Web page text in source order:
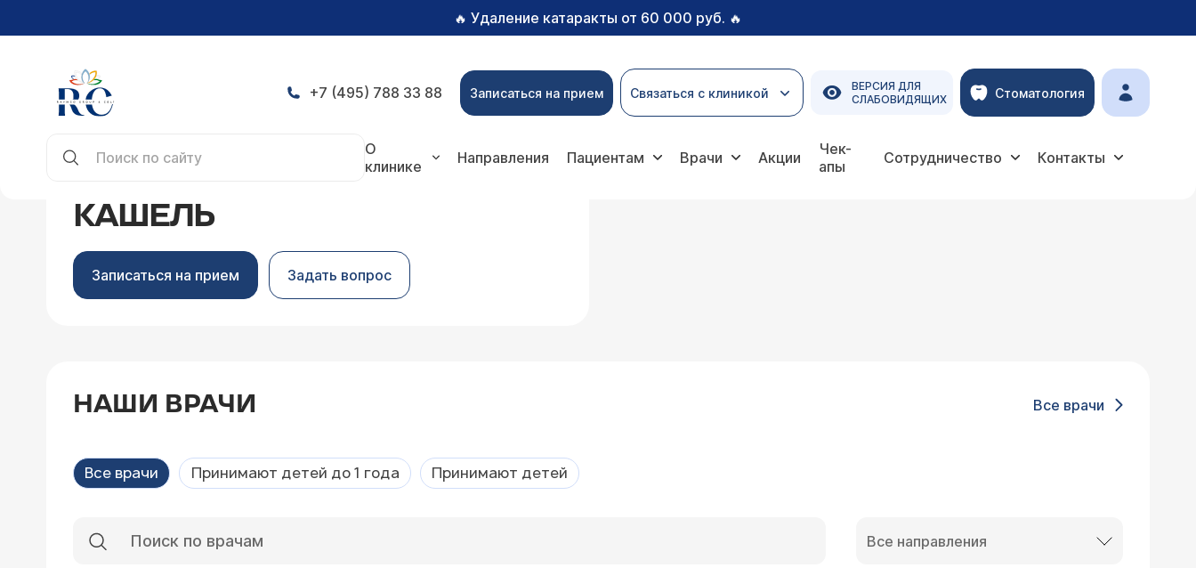
🔥 Удаление катаракты от 60 000 руб. 🔥
+7 (495) 788 33 88 Записаться на прием Связаться с клиникой
ВЕРСИЯ ДЛЯ
СЛАБОВИДЯЩИХ
Стоматология
О
клинике
Направления Пациентам Врачи Акции
Чек-
апы
Сотрудничество Контакты
КАШЕЛЬ
Записаться на прием Задать вопрос
НАШИ ВРАЧИ Все врачи
Все врачи Принимают детей до 1 года Принимают детей
Все направления